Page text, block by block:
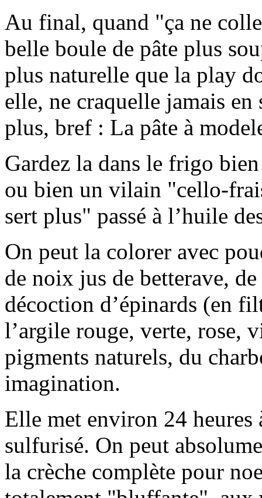
Au final, quand "ça ne
belle boule de pâte plus
plus naturelle que la play
elle, ne craquelle jamais en
plus, bref : La pâte à
Gardez la dans le frigo
ou bien un vilain "cello-
sert plus" passé à l’huile
On peut la colorer avec
de noix jus de betterave,
décoction d’épinards (en
l’argile rouge, verte, rose,
pigments naturels, du
imagination.
Elle met environ 24 heures
sulfurisé. On peut
la crèche complète pour